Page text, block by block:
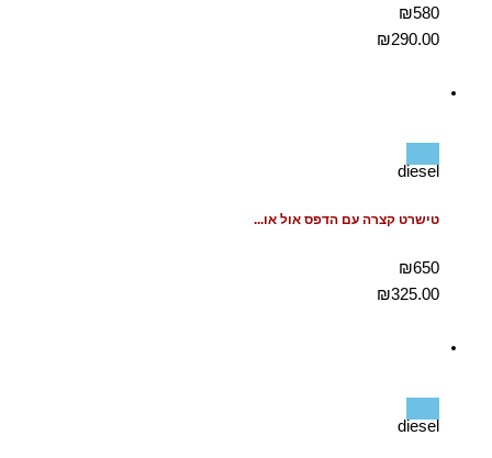
₪580
₪290.00
diesel
טישרט קצרה עם הדפס אול או...
₪650
₪325.00
diesel